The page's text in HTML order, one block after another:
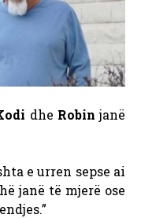
dhe Robin janë
e urren sepse ai
janë të mjerë ose